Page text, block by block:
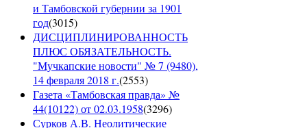
и Тамбовской губернии за 1901
год(3015)
ДИСЦИПЛИНИРОВАННОСТЬ
ПЛЮС ОБЯЗАТЕЛЬНОСТЬ.
"Мучкапские новости" № 7 (9480),
14 февраля 2018 г.(2553)
Газета «Тамбовская правда» №
44(10122) от 02.03.1958(3296)
Сурков А.В. Неолитические